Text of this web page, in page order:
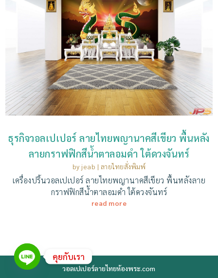
ธุรกิจวอลเปเปอร์ ลายไทยพญานาคสีเขียว พื้นหลัง
ลายกราฟฟิกสีน้ำตาลอมดำ ใต้ดวงจันทร์
by jeab | ลายไทยสั่งพิมพ์
เครื่องปริ้นวอลเปเปอร์ ลายไทยพญานาคสีเขียว พื้นหลังลาย
กราฟฟิกสีน้ำตาลอมดำ ใต้ดวงจันทร์
read more
วอลเปเปอร์ลายไทยห้องพระ.com
คุยกับเรา